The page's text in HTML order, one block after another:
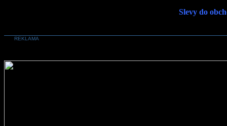
Slevy do
REKLAMA